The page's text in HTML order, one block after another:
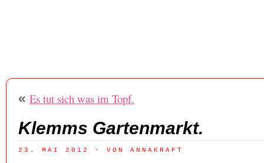
« Es tut sich was im Topf.
Klemms Gartenmarkt.
23. MAI 2012 - VON ANNAKRAFT